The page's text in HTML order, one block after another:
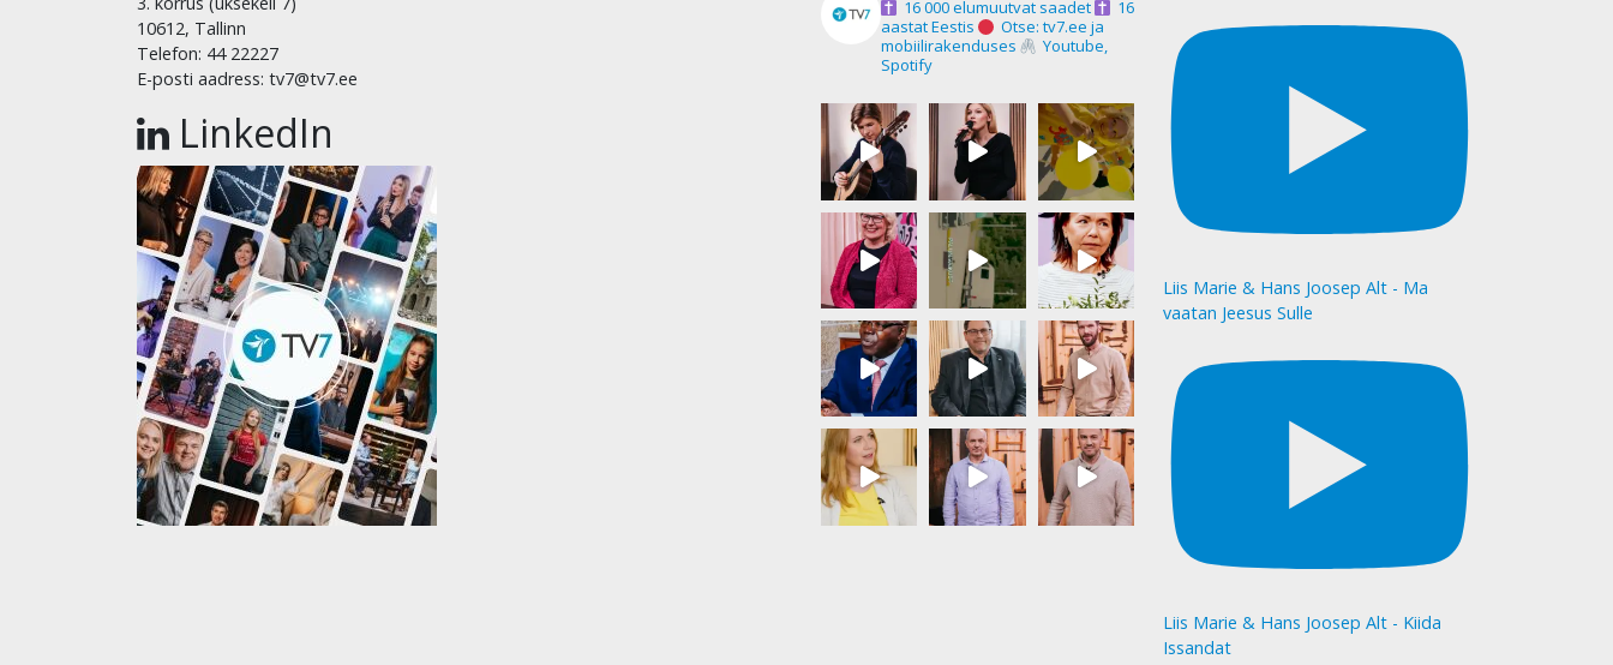
10612, Tallinn
Telefon: 44 22227
E-posti aadress: tv7@tv7.ee
LinkedIn
16 000 elumuutvat saadet
16
aastat Eestis
Otse: tv7.ee ja
mobiilirakenduses
Youtube,
Spotify
Liis Marie & Hans Joosep Alt - Ma
vaatan Jeesus Sulle
Liis Marie & Hans Joosep Alt - Kiida
Issandat